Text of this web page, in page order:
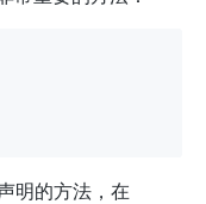
明的方法，在